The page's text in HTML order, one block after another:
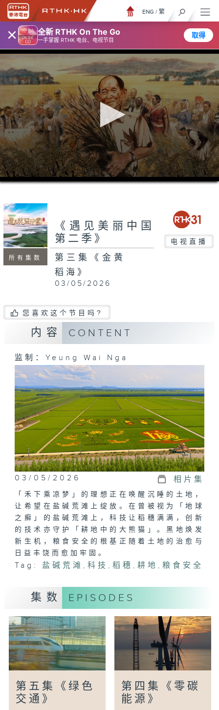
× 全新 RTHK On The Go
一手掌握 RTHK 电台、电视节目
取得
ENG / 繁
0
seconds
minutes,
27
seconds
所有集数
《遇见美丽中国
第二季》
电视直播
第三集《金黄
稻海》
03/05/2026
您喜欢这个节目吗?
内容 CONTENT
监制：Yeung Wai Nga
03/05/2026 相片集
「禾下乘凉梦」的理想正在唤醒沉睡的土地，
让希望在盐碱荒滩上绽放。在曾被视为「地球
之癣」的盐碱荒滩上，科技让稻穗满满，创新
的技术亦守护「耕地中的大熊猫」。黑地焕发
新生机，粮食安全的根基正随着土地的治愈与
日益丰饶而愈加牢固。
Tag: 盐碱荒滩 ,科技 ,稻穗 ,耕地 ,粮食安全
集数 EPISODES
第五集《绿色
交通》
第四集《零碳
能源》